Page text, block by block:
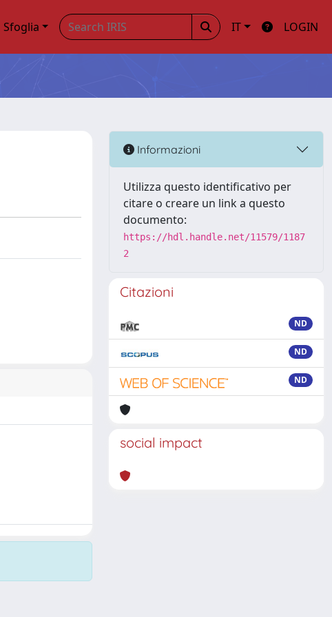
Sfoglia IT LOGIN
Informazioni
Utilizza questo identificativo per
citare o creare un link a questo
documento:
https://hdl.handle.net/11579/1187
2
Citazioni
ND
ND
ND
social impact